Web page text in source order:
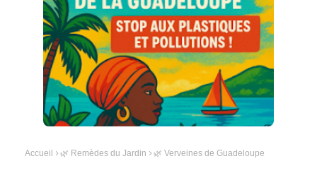
Accueil 🌿 Remèdes du Jardin 🌿 Verveines de Guadeloupe